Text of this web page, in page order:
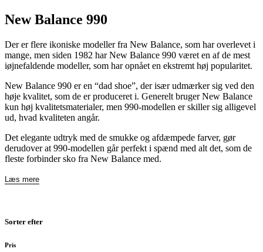
New Balance 990
Der er flere ikoniske modeller fra New Balance, som har overlevet i
mange, men siden 1982 har New Balance 990 været en af de mest
iøjnefaldende modeller, som har opnået en ekstremt høj popularitet.
New Balance 990 er en “dad shoe”, der især udmærker sig ved den
høje kvalitet, som de er produceret i. Generelt bruger New Balance
kun høj kvalitetsmaterialer, men 990-modellen er skiller sig alligevel
ud, hvad kvaliteten angår.
Det elegante udtryk med de smukke og afdæmpede farver, gør
derudover at 990-modellen går perfekt i spænd med alt det, som de
fleste forbinder sko fra New Balance med.
Læs mere
Sorter efter
Pris